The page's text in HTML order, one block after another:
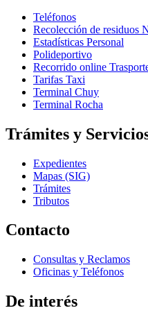
Teléfonos
Recolección de residuos
Estadísticas Personal
Polideportivo
Recorrido online
Tarifas Taxi
Terminal Chuy
Terminal Rocha
Trámites y
Expedientes
Mapas (SIG)
Trámites
Tributos
Contacto
Consultas y Reclamos
Oficinas y Teléfonos
De interés